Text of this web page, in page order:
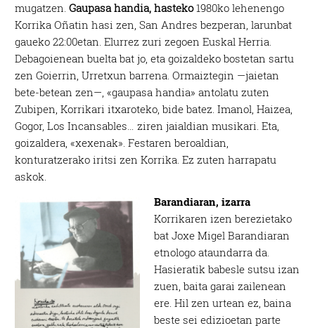
mugatzen.Gaupasa handia, hasteko1980ko lehenengo
Korrika Oñatin hasi zen, San Andres bezperan, larunbat
gaueko 22:00etan. Elurrez zuri zegoen Euskal Herria.
Debagoienean buelta bat jo, eta goizaldeko bostetan sartu
zen Goierrin, Urretxun barrena. Ormaiztegin —jaietan
bete-betean zen—, «gaupasa handia» antolatu zuten
Zubipen, Korrikari itxaroteko, bide batez. Imanol, Haizea,
Gogor, Los Incansables… ziren jaialdian musikari. Eta,
goizaldera, «xexenak». Festaren beroaldian,
konturatzerako iritsi zen Korrika. Ez zuten harrapatu
askok.
Barandiaran, izarra
Korrikaren izen berezietako
bat Joxe Migel Barandiaran
etnologo ataundarra da.
Hasieratik babesle sutsu izan
zuen, baita garai zailenean
ere. Hil zen urtean ez, baina
beste sei edizioetan parte